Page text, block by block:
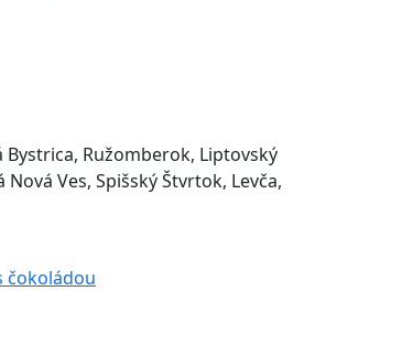
Ružomberok, Liptovský
Ves, Spišský Štvrtok, Levča,
čokoládou